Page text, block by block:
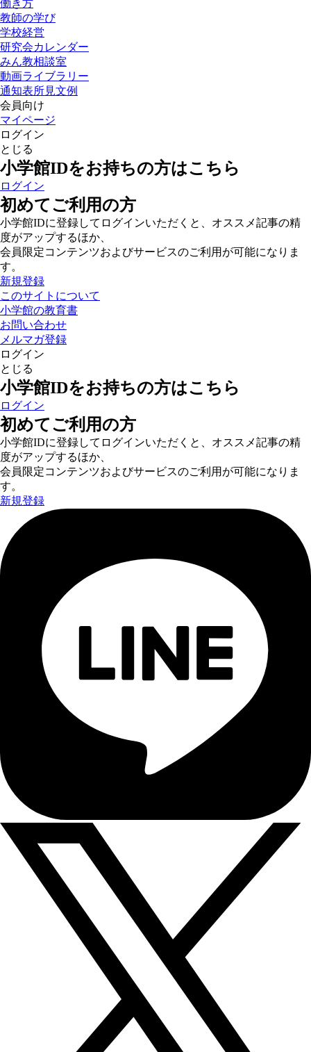
働き方
教師の学び
学校経営
研究会カレンダー
みん教相談室
動画ライブラリー
通知表所見文例
会員向け
マイページ
ログイン
とじる
小学館IDをお持ちの方はこちら
ログイン
初めてご利用の方
小学館IDに登録してログインいただくと、オススメ記事の精
度がアップするほか、
会員限定コンテンツおよびサービスのご利用が可能になりま
す。
新規登録
このサイトについて
小学館の教育書
お問い合わせ
メルマガ登録
ログイン
とじる
小学館IDをお持ちの方はこちら
ログイン
初めてご利用の方
小学館IDに登録してログインいただくと、オススメ記事の精
度がアップするほか、
会員限定コンテンツおよびサービスのご利用が可能になりま
す。
新規登録